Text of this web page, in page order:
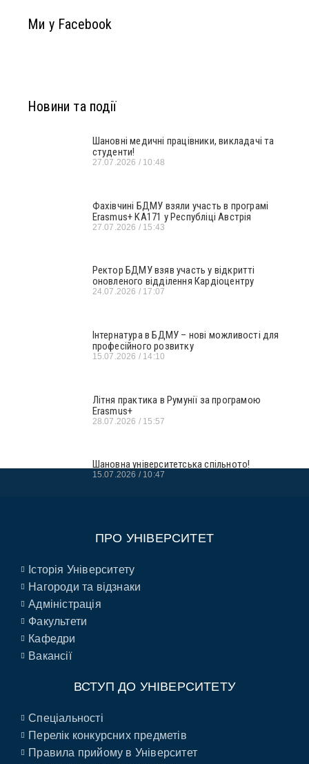
Ми у Facebook
Новини та події
Шановні медичні працівники, викладачі та
студенти!
27.07.2026 10:48
Фахівчині БДМУ взяли участь в програмі
Erasmus+ KA171 у Республіці Австрія
27.07.2026 15:43
Ректор БДМУ взяв участь у відкритті
оновленого відділення Кардіоцентру
24.07.2026 17:07
Інтернатура в БДМУ – нові можливості для
професійного розвитку
15.07.2026 14:10
Літня практика в Румунії за програмою
Erasmus+
28.07.2026 15:57
Шановна університетська спільното!
15.07.2026 10:47
ПРО УНІВЕРСИТЕТ
Історія Університету
Нагороди та відзнаки
Адміністрація
Факультети
Кафедри
Вакансії
ВСТУП ДО УНІВЕРСИТЕТУ
Спеціальності
Перелік конкурсних предметів
Правила прийому в Університет